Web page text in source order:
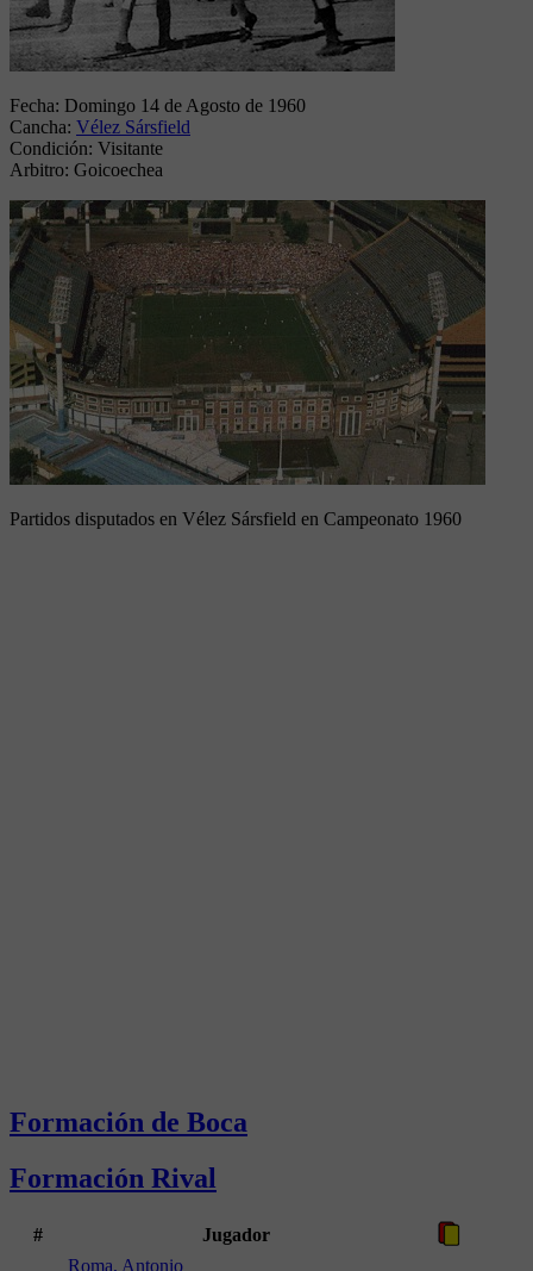
Fecha: Domingo 14 de Agosto de 1960
Cancha: Vélez Sársfield
Condición: Visitante
Arbitro: Goicoechea
Partidos disputados en Vélez Sársfield en Campeonato 1960
Formación de Boca
Formación Rival
#
Jugador
Roma, Antonio